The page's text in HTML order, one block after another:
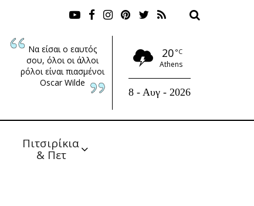
Να είσαι ο εαυτός
σου, όλοι οι άλλοι
ρόλοι είναι πιασμένοι
Oscar Wilde
20 °C
Athens
8 - Αυγ - 2026
Πιτσιρίκια
& Πετ